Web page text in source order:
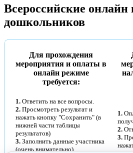
Всероссийские
дошкольников
Для прохождения
мероприятия и оплаты в
онлайн режиме
требуется:
1. Ответить на все вопросы.
2. Просмотреть результат и
нажать кнопку "Сохранить" (в
нижней части таблицы
результатов)
3. Заполнить данные участника
(очень внимательно)
1.
2.
3.